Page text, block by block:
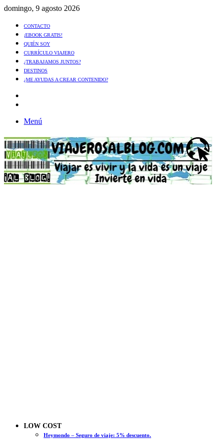
domingo, 9 agosto 2026
CONTACTO
¡EBOOK GRATIS!
QUIÉN SOY
CURRÍCULO VIAJERO
¿TRABAJAMOS JUNTOS?
DESTINOS
¿ME AYUDAS A CREAR CONTENIDO?
Menú
LOW COST
Heymondo – Seguro de viaje: 5% descuento.